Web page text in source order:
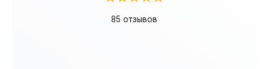
85 отзывов